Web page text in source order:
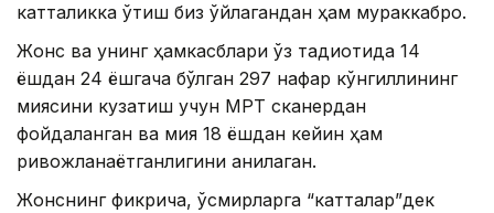
катталикка ўтиш биз ўйлагандан ҳам мураккаброқ.
Жонс ва унинг ҳамкасблари ўз тадқиқотида 14
ёшдан 24 ёшгача бўлган 297 нафар кўнгиллининг
миясини кузатиш учун МРТ сканердан
фойдаланган ва мия 18 ёшдан кейин ҳам
ривожланаётганлигини аниқлаган.
Жонснинг фикрича, ўсмирларга “катталар”дек